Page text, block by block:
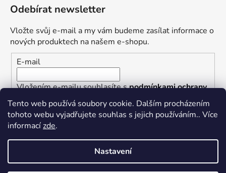
Tento web používá soubory cookie. Dalším procházením
tohoto webu vyjadřujete souhlas s jejich používáním.. Více
informacízde.
Nastavení
Odebírat newsletter
Vložte svůj e-mail a my vám budeme zasílat informace o
nových produktech na našem e-shopu.
E-mail
Vložením e-mailu souhlasíte spodmínkami ochrany
osobních údajů
PŘIHLÁSIT SE